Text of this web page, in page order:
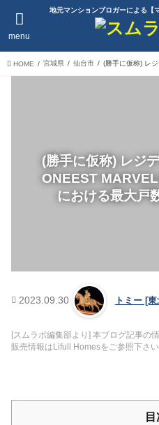
地元マンションブロガーによる【
menu
HOME 宮城県 仙台市
(勝手に仮称) レジ
ONEEST
における最大戸
2023.09.30 トミー [
[スムラボ編集部より] 本ブログ記事の
販売情報はLifull Homesをご参照下さい